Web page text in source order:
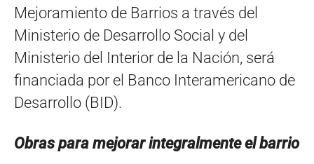
Mejoramiento de Barrios a través del
Ministerio de Desarrollo Social y del
Ministerio del Interior de la Nación, será
financiada por el Banco Interamericano de
Desarrollo (BID).
Obras para mejorar integralmente el barrio